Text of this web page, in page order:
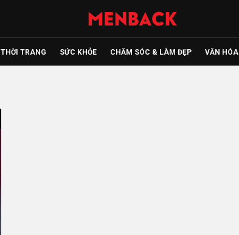
THỜI TRANG SỨC KHỎE CHĂM SÓC & LÀM ĐẸP VĂN HÓA